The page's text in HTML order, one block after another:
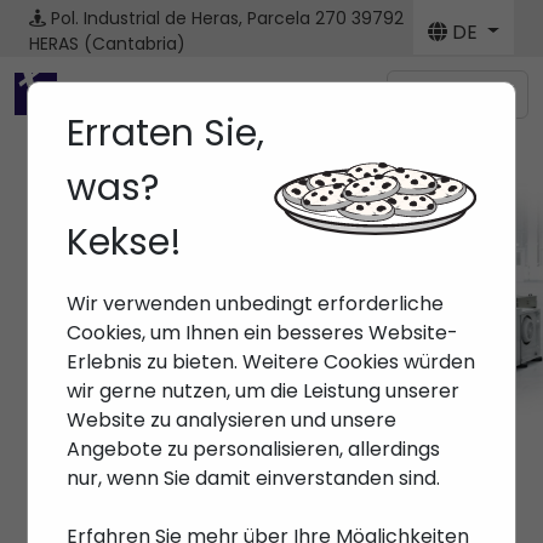
Pol. Industrial de Heras, Parcela 270 39792
HERAS (Cantabria)
DE
Menú
Anfang> Maschinen
Erraten Sie,
was?
Kekse!
Wir verwenden unbedingt erforderliche
Cookies, um Ihnen ein besseres Website-
Erlebnis zu bieten. Weitere Cookies würden
wir gerne nutzen, um die Leistung unserer
Website zu analysieren und unsere
Angebote zu personalisieren, allerdings
nur, wenn Sie damit einverstanden sind.
Erfahren Sie mehr über Ihre Möglichkeiten